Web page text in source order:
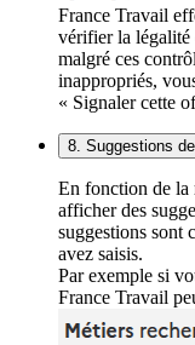
France Travail
vérifier la légalité
malgré ces
inappropriés,
« Signaler cette
8. Suggestions
En fonction de la
afficher des
suggestions sont
avez saisis.
Par exemple si
France Travail